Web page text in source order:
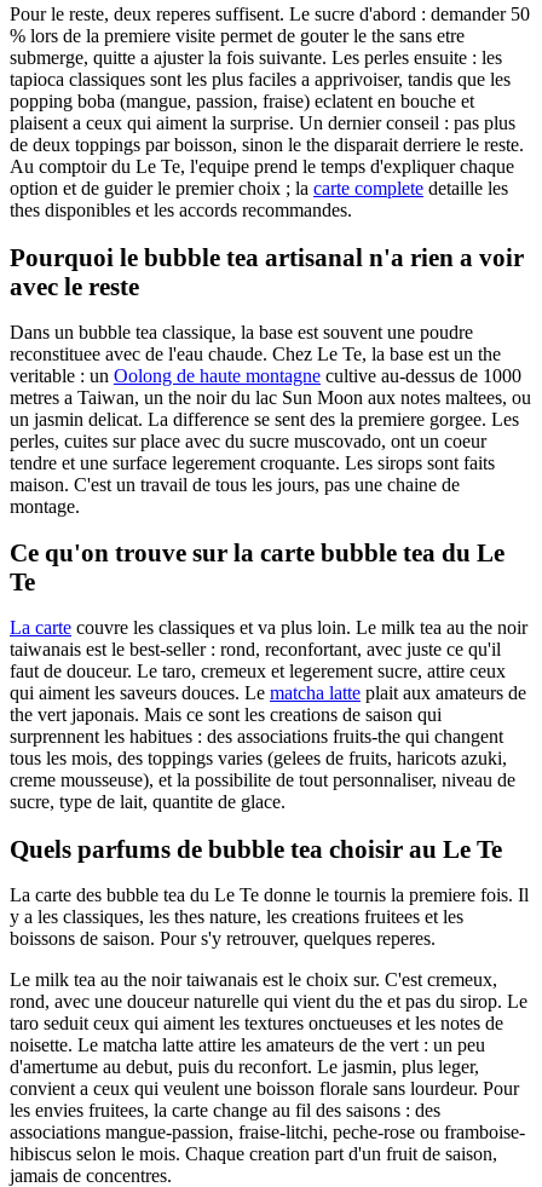
Pour le reste, deux reperes suffisent. Le sucre d'abord : demander 50
% lors de la premiere visite permet de gouter le the sans etre
submerge, quitte a ajuster la fois suivante. Les perles ensuite : les
tapioca classiques sont les plus faciles a apprivoiser, tandis que les
popping boba (mangue, passion, fraise) eclatent en bouche et
plaisent a ceux qui aiment la surprise. Un dernier conseil : pas plus
de deux toppings par boisson, sinon le the disparait derriere le reste.
Au comptoir du Le Te, l'equipe prend le temps d'expliquer chaque
option et de guider le premier choix ; la carte complete detaille les
thes disponibles et les accords recommandes.
Pourquoi le bubble tea artisanal n'a rien a voir
avec le reste
Dans un bubble tea classique, la base est souvent une poudre
reconstituee avec de l'eau chaude. Chez Le Te, la base est un the
veritable : un Oolong de haute montagne cultive au-dessus de 1000
metres a Taiwan, un the noir du lac Sun Moon aux notes maltees, ou
un jasmin delicat. La difference se sent des la premiere gorgee. Les
perles, cuites sur place avec du sucre muscovado, ont un coeur
tendre et une surface legerement croquante. Les sirops sont faits
maison. C'est un travail de tous les jours, pas une chaine de
montage.
Ce qu'on trouve sur la carte bubble tea du Le
Te
La carte couvre les classiques et va plus loin. Le milk tea au the noir
taiwanais est le best-seller : rond, reconfortant, avec juste ce qu'il
faut de douceur. Le taro, cremeux et legerement sucre, attire ceux
qui aiment les saveurs douces. Le matcha latte plait aux amateurs de
the vert japonais. Mais ce sont les creations de saison qui
surprennent les habitues : des associations fruits-the qui changent
tous les mois, des toppings varies (gelees de fruits, haricots azuki,
creme mousseuse), et la possibilite de tout personnaliser, niveau de
sucre, type de lait, quantite de glace.
Quels parfums de bubble tea choisir au Le Te
La carte des bubble tea du Le Te donne le tournis la premiere fois. Il
y a les classiques, les thes nature, les creations fruitees et les
boissons de saison. Pour s'y retrouver, quelques reperes.
Le milk tea au the noir taiwanais est le choix sur. C'est cremeux,
rond, avec une douceur naturelle qui vient du the et pas du sirop. Le
taro seduit ceux qui aiment les textures onctueuses et les notes de
noisette. Le matcha latte attire les amateurs de the vert : un peu
d'amertume au debut, puis du reconfort. Le jasmin, plus leger,
convient a ceux qui veulent une boisson florale sans lourdeur. Pour
les envies fruitees, la carte change au fil des saisons : des
associations mangue-passion, fraise-litchi, peche-rose ou framboise-
hibiscus selon le mois. Chaque creation part d'un fruit de saison,
jamais de concentres.